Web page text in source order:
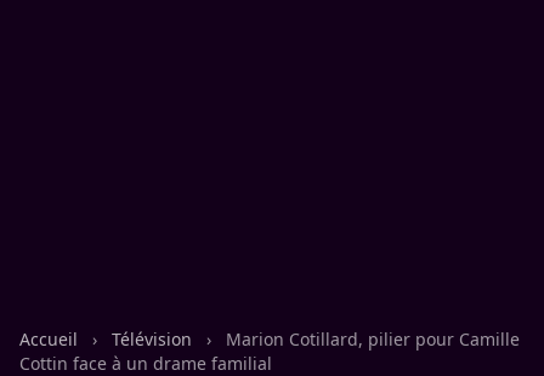
Accueil › Télévision ›
Marion Cotillard, pilier pour Camille
Cottin face à un drame familial